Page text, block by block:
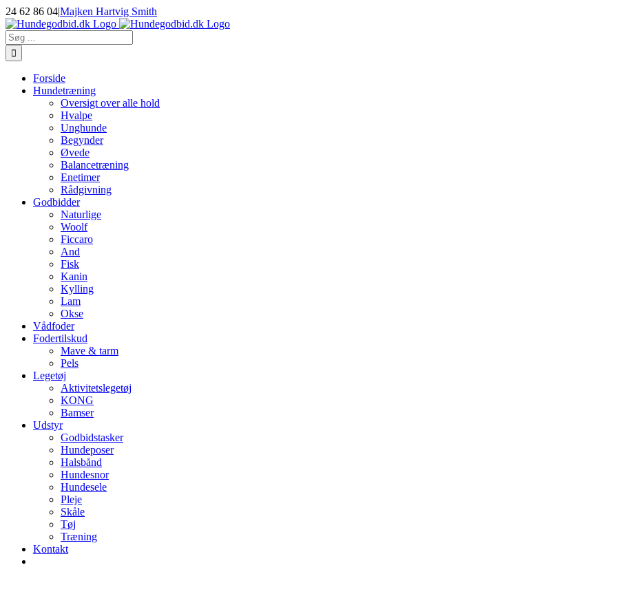
Skip
to
content
24 62 86 04|Majken Hartvig Smith
Facebook
Instagram
E-
mail
Søg
efter:
Forside
Hundetræning
Oversigt over alle hold
Hvalpe
Unghunde
Begynder
Øvede
Balancetræning
Enetimer
Rådgivning
Godbidder
Naturlige
Woolf
Ficcaro
And
Fisk
Kanin
Kylling
Lam
Okse
Vådfoder
Fodertilskud
Mave & tarm
Pels
Legetøj
Aktivitetslegetøj
KONG
Bamser
Udstyr
Godbidstasker
Hundeposer
Halsbånd
Hundesnor
Hundesele
Pleje
Skåle
Tøj
Træning
Kontakt